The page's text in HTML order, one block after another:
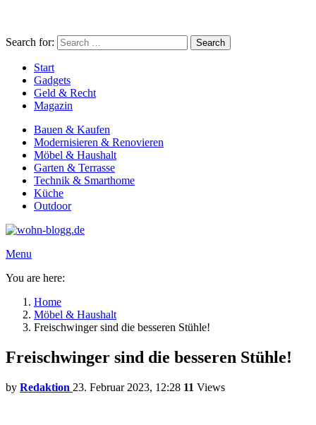
Search for: Search
Start
Gadgets
Geld & Recht
Magazin
Bauen & Kaufen
Modernisieren & Renovieren
Möbel & Haushalt
Garten & Terrasse
Technik & Smarthome
Küche
Outdoor
Menu
You are here:
Home
Möbel & Haushalt
Freischwinger sind die besseren Stühle!
Freischwinger sind die besseren Stühle!
by Redaktion 23. Februar 2023, 12:28 11 Views